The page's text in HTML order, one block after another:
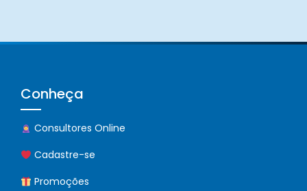
Conheça
Consultores Online
Cadastre-se
Promoções